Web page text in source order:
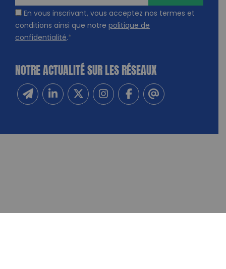
En vous inscrivant, vous acceptez nos termes et
conditions ainsi que notre politique de
confidentialité.*
NOTRE ACTUALITÉ SUR LES RÉSEAUX